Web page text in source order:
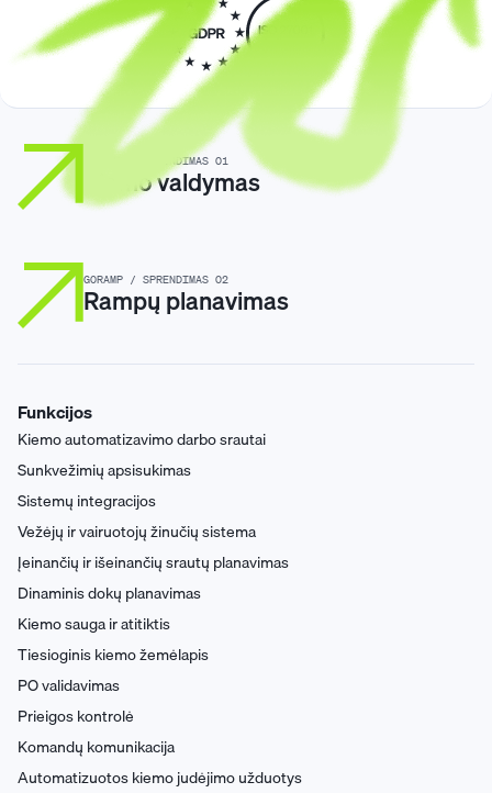
GORAMP / SPRENDIMAS 01
Kiemo valdymas
GORAMP / SPRENDIMAS 02
Rampų planavimas
Funkcijos
Kiemo automatizavimo darbo srautai
Sunkvežimių apsisukimas
Sistemų integracijos
Vežėjų ir vairuotojų žinučių sistema
Įeinančių ir išeinančių srautų planavimas
Dinaminis dokų planavimas
Kiemo sauga ir atitiktis
Tiesioginis kiemo žemėlapis
PO validavimas
Prieigos kontrolė
Komandų komunikacija
Automatizuotos kiemo judėjimo užduotys